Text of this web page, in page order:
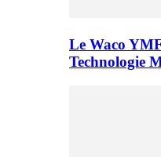
Le Waco
Technologie